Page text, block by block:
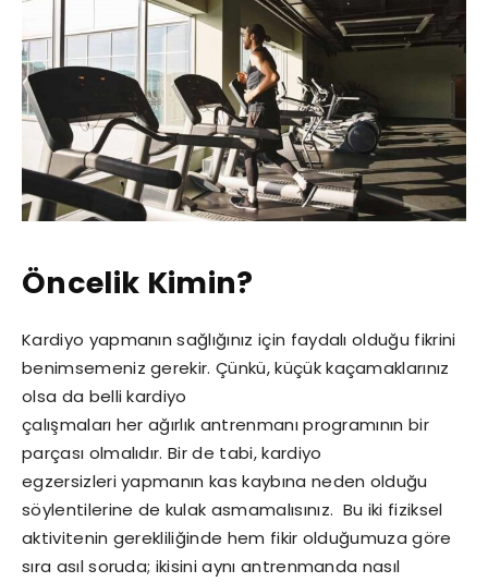
Öncelik Kimin?
Kardiyo yapmanın sağlığınız için faydalı olduğu fikrini
benimsemeniz gerekir. Çünkü, küçük kaçamaklarınız
olsa da belli kardiyo
çalışmaları her ağırlık antrenmanı programının bir
parçası olmalıdır. Bir de tabi, kardiyo
egzersizleri yapmanın kas kaybına neden olduğu
söylentilerine de kulak asmamalısınız. Bu iki fiziksel
aktivitenin gerekliliğinde hem fikir olduğumuza göre
sıra asıl soruda; ikisini aynı antrenmanda nasıl